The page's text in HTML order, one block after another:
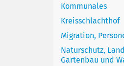
Kommunales
Kreisschlachthof
Migration,
Naturschutz,
Gartenbau und